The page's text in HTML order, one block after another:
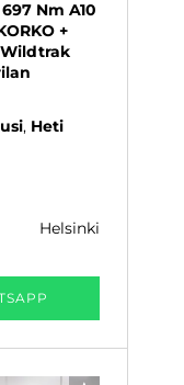
Nm A10
+
Wildtrak
Heti
helsinki